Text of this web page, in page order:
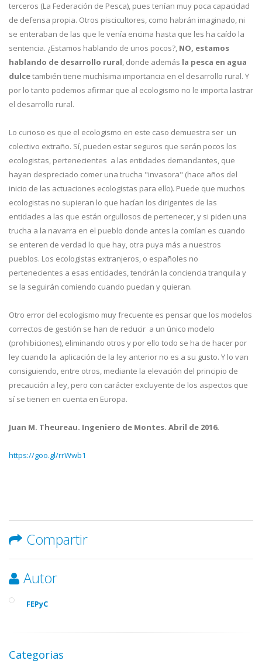
terceros (La Federación de Pesca), pues tenían muy poca capacidad
de defensa propia. Otros piscicultores, como habrán imaginado, ni
se enteraban de las que le venía encima hasta que les ha caído la
sentencia. ¿Estamos hablando de unos pocos?, NO, estamos
hablando de desarrollo rural, donde además la pesca en agua
dulcetambién tiene muchísima importancia en el desarrollo rural. Y
por lo tanto podemos afirmar que al ecologismo no le importa lastrar
el desarrollo rural.
Lo curioso es que el ecologismo en este caso demuestra ser un
colectivo extraño. Sí, pueden estar seguros que serán pocos los
ecologistas, pertenecientes a las entidades demandantes, que
hayan despreciado comer una trucha "invasora" (hace años del
inicio de las actuaciones ecologistas para ello). Puede que muchos
ecologistas no supieran lo que hacían los dirigentes de las
entidades a las que están orgullosos de pertenecer, y si piden una
trucha a la navarra en el pueblo donde antes la comían es cuando
se enteren de verdad lo que hay, otra puya más a nuestros
pueblos. Los ecologistas extranjeros, o españoles no
pertenecientes a esas entidades, tendrán la conciencia tranquila y
se la seguirán comiendo cuando puedan y quieran.
Otro error del ecologismo muy frecuente es pensar que los modelos
correctos de gestión se han de reducir a un único modelo
(prohibiciones), eliminando otros y por ello todo se ha de hacer por
ley cuando la aplicación de la ley anterior no es a su gusto. Y lo van
consiguiendo, entre otros, mediante la elevación del principio de
precaución a ley, pero con carácter excluyente de los aspectos que
sí se tienen en cuenta en Europa.
Juan M. Theureau. Ingeniero de Montes. Abril de 2016.
https://goo.gl/rrWwb1
Compartir
Autor
FEPyC
Categorias